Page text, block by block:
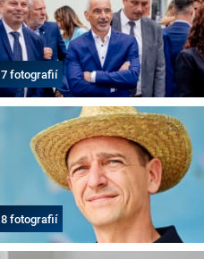
7 fotografií
8 fotografií